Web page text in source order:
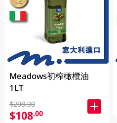
Meadows初榨橄欖油
1LT
$208.00
$108.00